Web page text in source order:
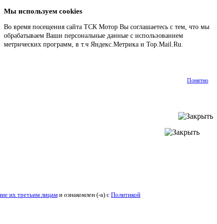
Мы используем cookies
Во время посещения сайта ТСК Мотор Вы соглашаетесь с тем, что мы
обрабатываем Ваши персональные данные с использованием
метрических программ, в т.ч Яндекс.Метрика и Top.Mail.Ru.
Понятно
их третьим лицами ознакомлен (-а) cПолитикой